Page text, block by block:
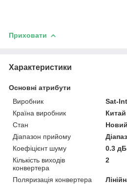
Приховати
Характеристики
Основні атрибути
Виробник
Sat-
Країна виробник
Китай
Стан
Новий
Діапазон прийому
Коефіцієнт шуму
0.3 дБ
Кількість виходів
конвертера
2
Поляризація конвертера